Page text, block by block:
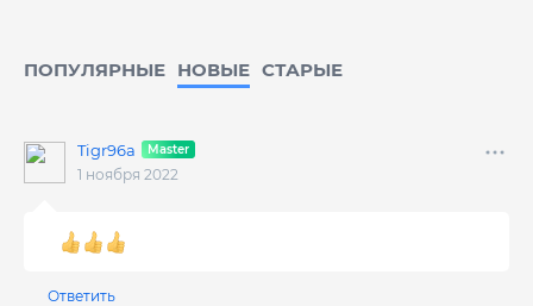
ПОПУЛЯРНЫЕ НОВЫЕ CТАРЫЕ
Tigr96a
1 ноября 2022
Ответить